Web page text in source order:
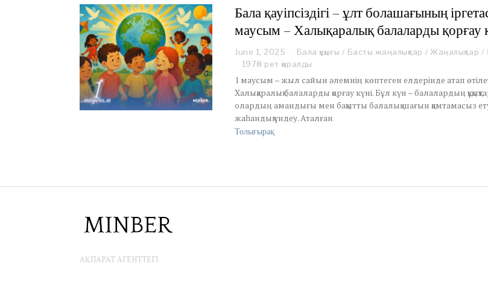
5
Бала қауіпсіздігі – ұлт болашағының
маусым – Халықаралық балаларды қорғау
June 1, 2025
u
e
1
,
2
Бала құқығы / Басты жаңалықтар / Жаңалықтар /
1978 рет қаралды
1 маусым – жыл сайын әлемнің көптеген елдерінде атап
Халықаралық балаларды қорғау күні. Бұл күн – балалардың
олардың амандығы мен бақытты балалық шағын қамтамасыз
жаһандық үндеу. Аталған
Толығырақ
АҚПАРАТ АГЕНТТЕГІ